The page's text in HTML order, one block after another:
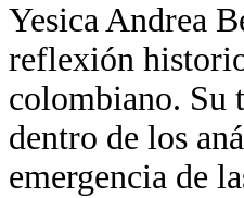
Yesica Andrea
reflexión
colombiano. Su
dentro de los
emergencia de